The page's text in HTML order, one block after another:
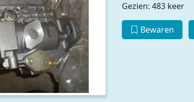
Gezien: 483 keer
Bewaren